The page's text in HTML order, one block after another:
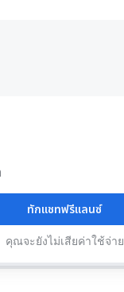
ทักแชทฟรีแลนซ์
คุณจะยังไม่เสียค่าใช้จ่าย